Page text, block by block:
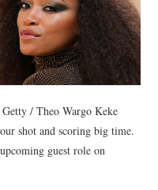
/ Theo Wargo Keke
shot and scoring big time.
guest role on